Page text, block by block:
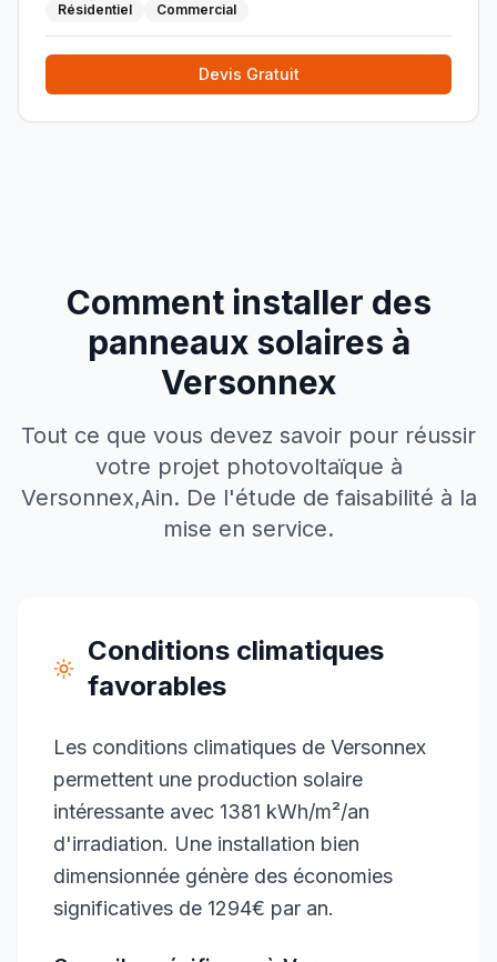
Résidentiel Commercial
Devis Gratuit
Comment installer des
panneaux solaires à
Versonnex
Tout ce que vous devez savoir pour réussir
votre projet photovoltaïque à
Versonnex,Ain. De l'étude de faisabilité à la
mise en service.
Conditions climatiques
favorables
Les conditions climatiques de Versonnex
permettent une production solaire
intéressante avec 1381 kWh/m²/an
d'irradiation. Une installation bien
dimensionnée génère des économies
significatives de 1294€ par an.